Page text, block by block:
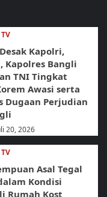
Kapolri,
Kapolres Bangli
TNI Tingkat
Awasi serta
Dugaan Perjudian
20, 2026
Asal Tegal
Kondisi
Rumah Kost